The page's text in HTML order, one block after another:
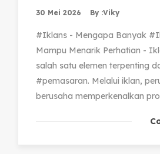
30 Mei 2026 By :Viky
#Iklans - Mengapa Banyak
Mampu Menarik Perhatian -
salah satu elemen terpenting
#pemasaran. Melalui iklan,
berusaha memperkenalkan